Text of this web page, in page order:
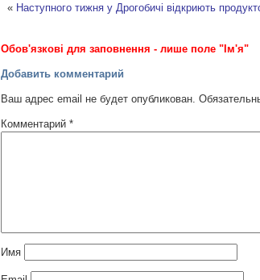
« Наступного тижня у Дрогобичі відкриють
Обов'язкові для заповнення - лише поле "Ім'я"
Добавить комментарий
Ваш адрес email не будет опубликован.
Комментарий*
Имя